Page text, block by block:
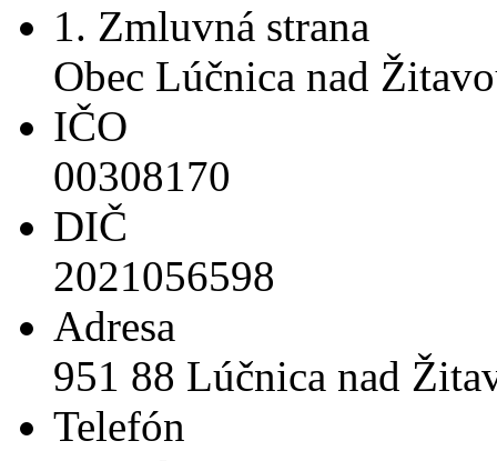
1. Zmluvná strana
Obec Lúčnica nad
IČO
00308170
DIČ
2021056598
Adresa
951 88 Lúčnica nad
Telefón